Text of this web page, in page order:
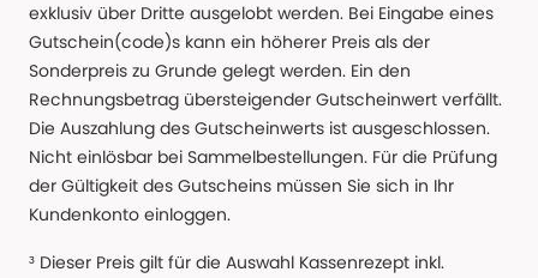
exklusiv über Dritte ausgelobt werden. Bei Eingabe eines
Gutschein(code)s kann ein höherer Preis als der
Sonderpreis zu Grunde gelegt werden. Ein den
Rechnungsbetrag übersteigender Gutscheinwert verfällt.
Die Auszahlung des Gutscheinwerts ist ausgeschlossen.
Nicht einlösbar bei Sammelbestellungen. Für die Prüfung
der Gültigkeit des Gutscheins müssen Sie sich in Ihr
Kundenkonto einloggen.
³ Dieser Preis gilt für die Auswahl Kassenrezept inkl.